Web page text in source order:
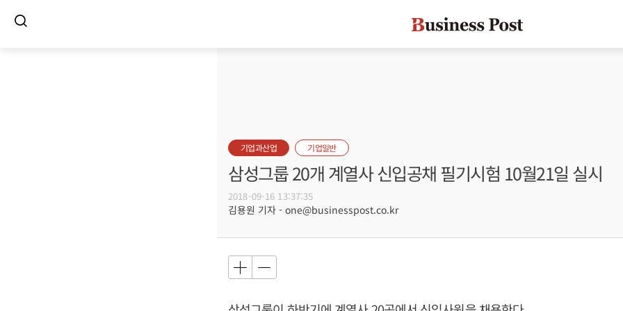
기업과산업 기업일반
삼성그룹 20개 계열사 신입공채 필기시험 10월21일 실시
2018-09-16 13:37:35
김용원 기자 - one@businesspost.co.kr